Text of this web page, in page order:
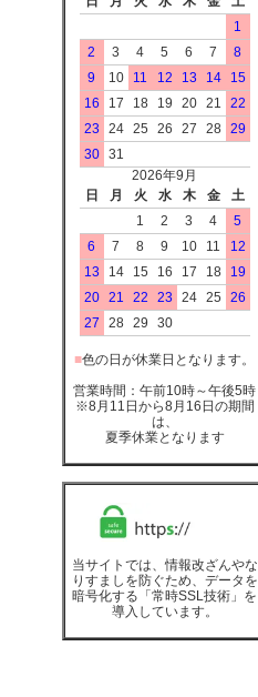
1
2
3 4 5 6 7
8
9
10 11 12 13 14
15
16
17 18 19 20 21
22
23
24 25 26 27 28
29
30
31
2026年9月
日
月 火 水 木 金
土
1
2 3 4
5
6
7 8 9 10 11
12
13
14 15 16 17 18
19
20
21 22 23 24 25
26
27
28 29 30
■色の日が休業日となります。
営業時間：午前10時～午後5時
※8月11日から8月16日の期間
は、
夏季休業となります
当サイトでは、情報改ざんやな
りすましを防ぐため、データを
暗号化する「常時SSL技術」を
導入しています。